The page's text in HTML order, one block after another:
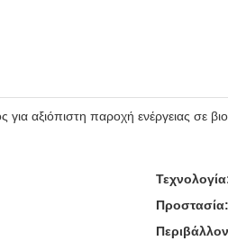
αξιόπιστη παροχή ενέργειας σε
Προστασία: